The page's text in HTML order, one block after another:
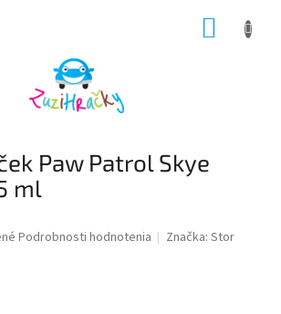
Paw Patrol Skye
ml
Podrobnosti hodnotenia Značka:Stor